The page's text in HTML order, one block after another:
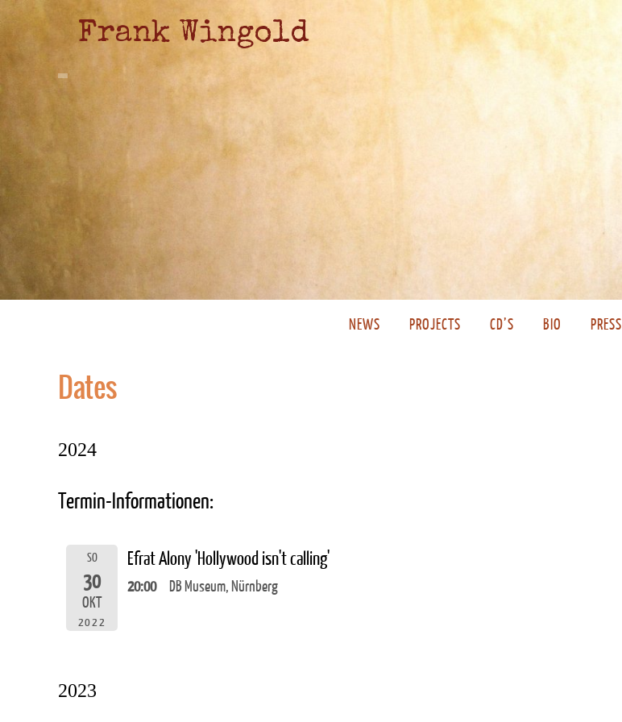
Frank Wingold
NEWS PROJECTS CD’S BIO PRESS
Dates
2024
Termin-Informationen:
SO
30
OKT
2022
Efrat Alony 'Hollywood isn't calling'
20:00 DB Museum, Nürnberg
2023